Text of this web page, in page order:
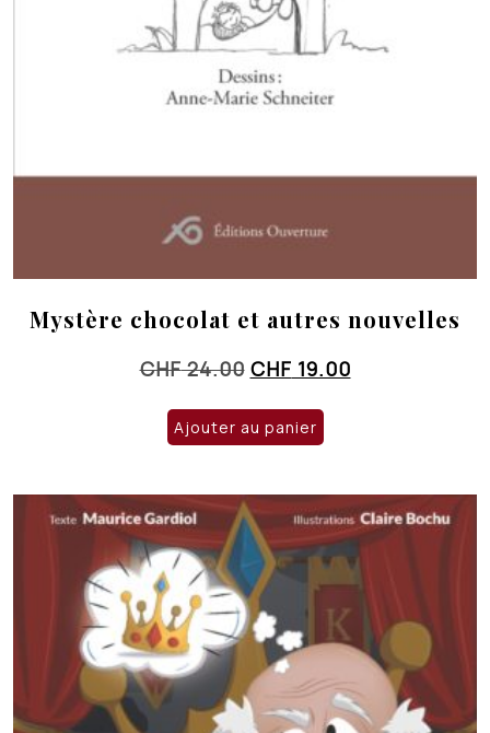
Mystère chocolat et autres nouvelles
CHF24.00 Le
initial
CHF 19.00Le
Ajouter au panier